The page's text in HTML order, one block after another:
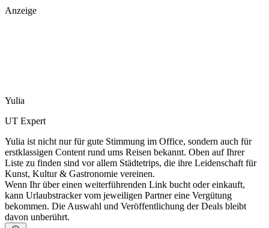
Anzeige
Yulia
UT Expert
Yulia ist nicht nur für gute Stimmung im Office, sondern auch für
erstklassigen Content rund ums Reisen bekannt. Oben auf Ihrer
Liste zu finden sind vor allem Städtetrips, die ihre Leidenschaft für
Kunst, Kultur & Gastronomie vereinen.
Wenn Ihr über einen weiterführenden Link bucht oder einkauft,
kann Urlaubstracker vom jeweiligen Partner eine Vergütung
bekommen. Die Auswahl und Veröffentlichung der Deals bleibt
davon unberührt.